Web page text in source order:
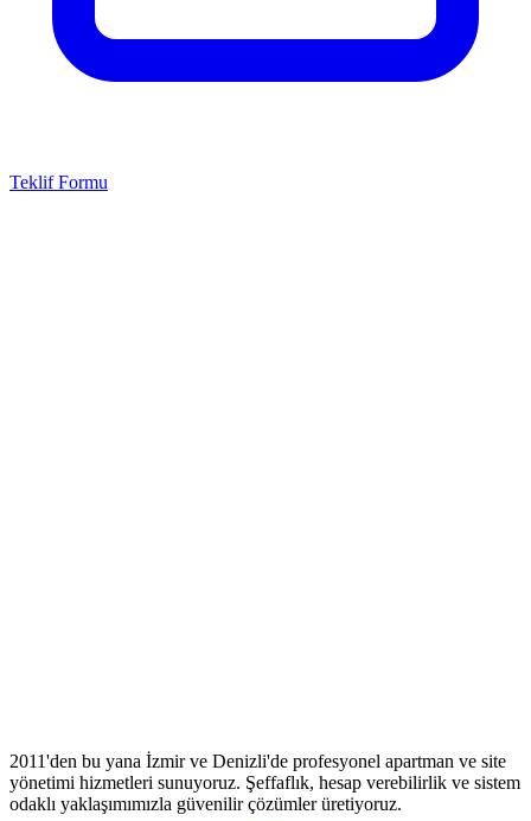
Teklif Formu
2011'den bu yana İzmir ve Denizli'de profesyonel apartman ve site
yönetimi hizmetleri sunuyoruz. Şeffaflık, hesap verebilirlik ve sistem
odaklı yaklaşımımızla güvenilir çözümler üretiyoruz.